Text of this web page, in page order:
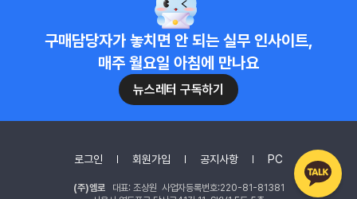
구매담당자가 놓치면 안 되는 실무 인사이트,
매주 월요일 아침에 만나요
뉴스레터 구독하기
로그인 회원가입 공지사항 PC
(주)엠로대표: 조상원 사업자등록번호:220-81-81381